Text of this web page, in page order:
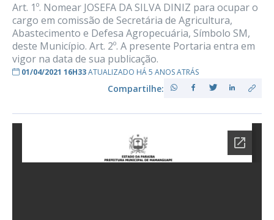
Art. 1º. Nomear JOSEFA DA SILVA DINIZ para ocupar o
cargo em comissão de Secretária de Agricultura,
Abastecimento e Defesa Agropecuária, Símbolo SM,
deste Município. Art. 2º. A presente Portaria entra em
vigor na data de sua publicação.
01/04/2021 16H33ATUALIZADO HÁ 5 ANOS ATRÁS
Compartilhe: